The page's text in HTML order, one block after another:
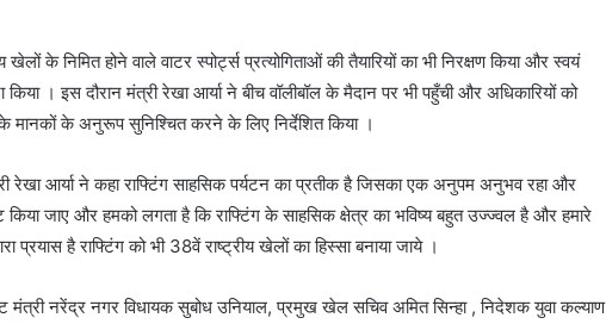
के निमित होने वाले वाटर स्पोर्ट्स प्रत्योगिताओं की तैयारियों का भी निरक्षण किया और स्वयं
। इस दौरान मंत्री रेखा आर्या ने बीच वॉलीबॉल के मैदान पर भी पहुँची और अधिकारियों को
के अनुरूप सुनिश्चित करने के लिए निर्देशित किया ।
रेखा आर्या ने कहा राफ्टिंग साहसिक पर्यटन का प्रतीक है जिसका एक अनुपम अनुभव रहा और
किया जाए और हमको लगता है कि राफ्टिंग के साहसिक क्षेत्र का भविष्य बहुत उज्ज्वल है और हमारे
प्रयास है राफ्टिंग को भी 38वें राष्ट्रीय खेलों का हिस्सा बनाया जाये ।
मंत्री नरेंद्र नगर विधायक सुबोध उनियाल, प्रमुख खेल सचिव अमित सिन्हा , निदेशक युवा कल्याण